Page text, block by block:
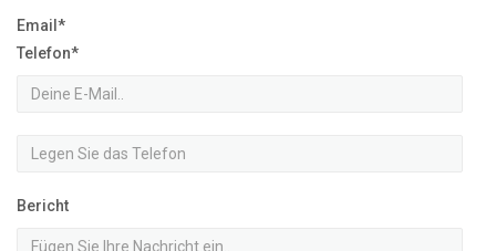
Email*
Telefon*
Bericht